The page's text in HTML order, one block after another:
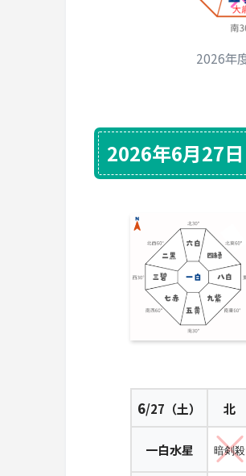
2026年
2026年6月27
6/27（土） 北
一白水星 暗剣殺